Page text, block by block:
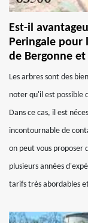
Est-il
Peringale pour
de Bergonne
Les arbres sont des
noter qu'il est possible
Dans ce cas, il est
incontournable de
on peut vous proposer
plusieurs années
tarifs très abordables